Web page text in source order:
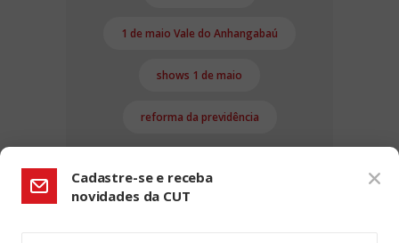
1 de maio Vale do Anhangabaú
shows 1 de maio
reforma da previdência
Cadastre-se e receba
novidades da CUT